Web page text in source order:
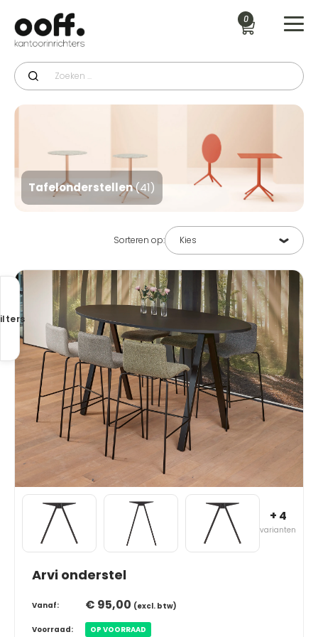
0
Tafelonderstellen(41)
Sorteren op:
+ 4
varianten
Arvi onderstel
Vanaf: € 95,00 (excl. btw)
Voorraad: OP VOORRAAD